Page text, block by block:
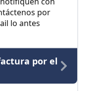
por
lo antes
por el